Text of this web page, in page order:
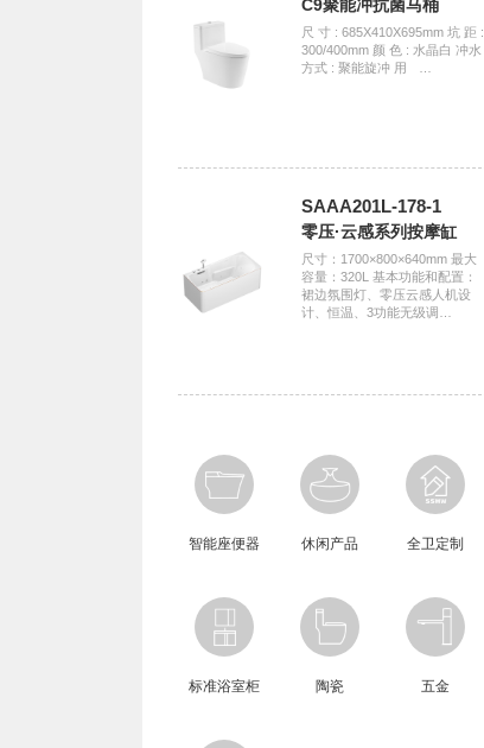
C9聚能冲抗菌马桶
尺 寸 : 685X410X695mm 坑 距 :
300/400mm 颜 色 : 水晶白 冲水
方式 : 聚能旋冲 用ﾠ…
SAAA201L-178-1
零压·云感系列按摩缸
尺寸：1700×800×640mm 最大
容量：320L 基本功能和配置：
裙边氛围灯、零压云感人机设
计、恒温、3功能无级调…
智能座便器 休闲产品 全卫定制
标准浴室柜 陶瓷 五金